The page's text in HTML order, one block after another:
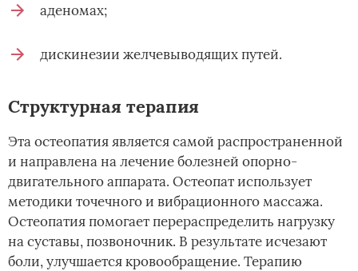
аденомах;
дискинезии желчевыводящих путей.
Структурная терапия
Эта остеопатия является самой распространенной
и направлена на лечение болезней опорно-
двигательного аппарата. Остеопат использует
методики точечного и вибрационного массажа.
Остеопатия помогает перераспределить нагрузку
на суставы, позвоночник. В результате исчезают
боли, улучшается кровообращение. Терапию